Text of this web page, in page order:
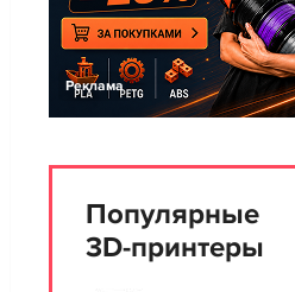
Реклама
Популярные
3D-принтеры